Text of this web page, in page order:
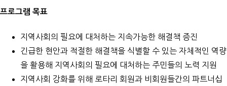
프로그램 목표
지역사회의 필요에 대처하는 지속가능한 해결책 증진
긴급한 현안과 적절한 해결책을 식별할 수 있는 자체적인 역량
을 활용해 지역사회의 필요에 대처하는 주민들의 노력 지원
지역사회 강화를 위해 로타리 회원과 비회원들간의 파트너십